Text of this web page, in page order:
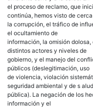
el proceso de reclamo, que
continúa, hemos visto de cerca
la corrupción, el tráfico de
el ocultamiento de
información, la omisión
distintos actores y niveles de
gobierno, y el manejo del
públicos (deslegitimación, uso
de violencia, violación
seguridad ambiental y de s alud
pública). La negación de los
información y el